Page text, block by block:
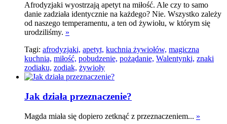
Afrodyzjaki wyostrzają apetyt na miłość. Ale czy to samo
danie zadziała identycznie na każdego? Nie. Wszystko zależy
od naszego temperamentu, a ten od żywiołu, w którym się
urodziliśmy. »
Tagi: afrodyzjaki, apetyt, kuchnia żywiołów, magiczna
kuchnia, miłość, pobudzenie, pożądanie, Walentynki, znaki
zodiaku, zodiak, żywioły
Jak działa przeznaczenie?
Magda miała się dopiero zetknąć z przeznaczeniem... »